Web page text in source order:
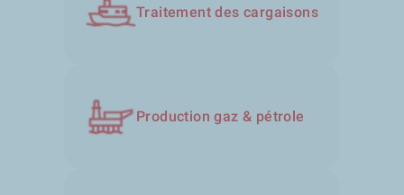
Traitement des cargaisons
Production gaz & pétrole